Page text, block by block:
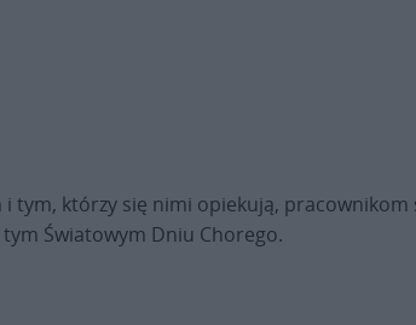
tym, którzy się nimi opiekują, pracownikom
Światowym Dniu Chorego.